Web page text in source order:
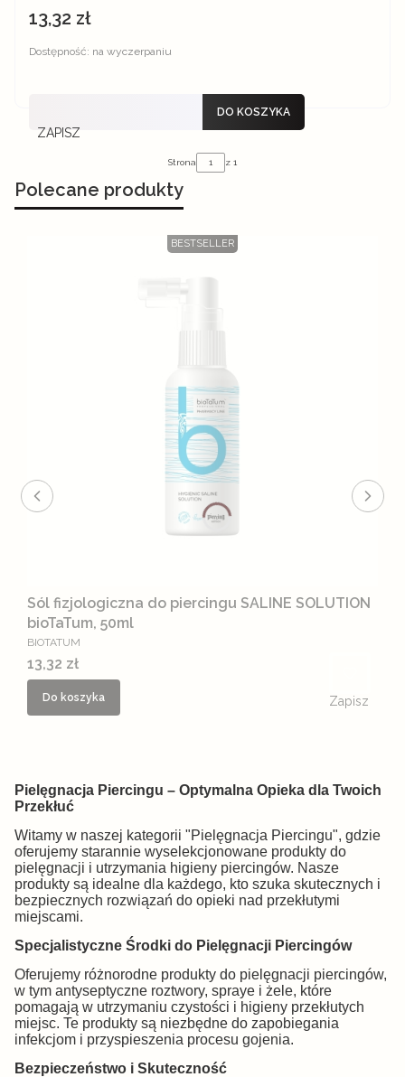
Cena
13,32 zł
Dostępność: na wyczerpaniu
ZAPISZ
DO KOSZYKA
Strona z 1
Polecane produkty
BESTSELLER
Sól fizjologiczna do piercingu SALINE SOLUTION
bioTaTum, 50ml
PRODUCENT
BIOTATUM
Cena
13,32 zł
Zapisz
Do koszyka
Pielęgnacja Piercingu – Optymalna Opieka dla Twoich
Przekłuć
Witamy w naszej kategorii "Pielęgnacja Piercingu", gdzie
oferujemy starannie wyselekcjonowane produkty do
pielęgnacji i utrzymania higieny piercingów. Nasze
produkty są idealne dla każdego, kto szuka skutecznych i
bezpiecznych rozwiązań do opieki nad przekłutymi
miejscami.
Specjalistyczne Środki do Pielęgnacji Piercingów
Oferujemy różnorodne produkty do pielęgnacji piercingów,
w tym antyseptyczne roztwory, spraye i żele, które
pomagają w utrzymaniu czystości i higieny przekłutych
miejsc. Te produkty są niezbędne do zapobiegania
infekcjom i przyspieszenia procesu gojenia.
Bezpieczeństwo i Skuteczność